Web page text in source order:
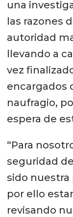
una
las razones
autoridad
llevando a
vez
encargados
naufragio,
espera de
“Para
seguridad
sido
por ello
revisando